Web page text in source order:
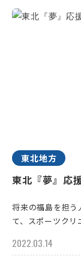
東北地方
東北『夢』応
将来の福島を担
て、スポーツクリ
2022.03.14